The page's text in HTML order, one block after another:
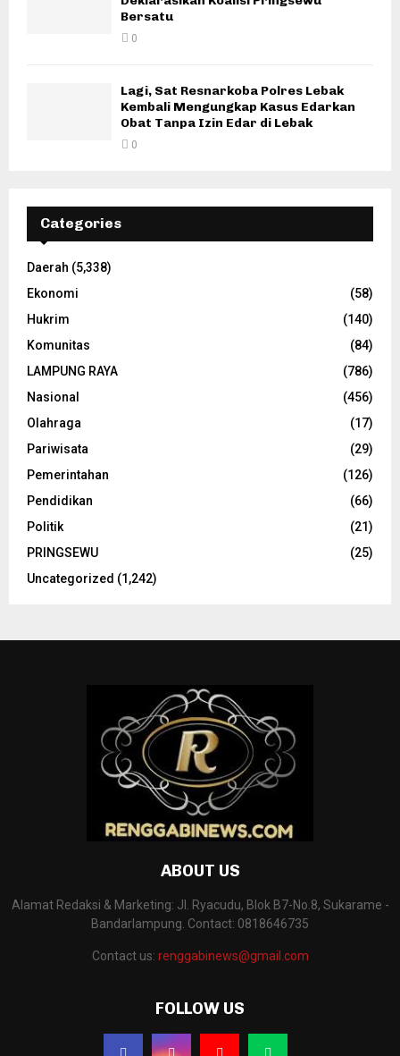
Bersatu
0
Lagi, Sat Resnarkoba Polres Lebak
Kembali Mengungkap Kasus Edarkan
Obat Tanpa Izin Edar di Lebak
0
Categories
Daerah (5,338)
Ekonomi
(58)
Hukrim
(140)
Komunitas
(84)
LAMPUNG RAYA
(786)
Nasional
(456)
Olahraga
(17)
Pariwisata
(29)
Pemerintahan
(126)
Pendidikan
(66)
Politik
(21)
PRINGSEWU
(25)
Uncategorized (1,242)
ABOUT US
Alamat Redaksi & Marketing: Jl. Ryacudu, Blok B7-No.8, Sukarame -
Bandarlampung. Contact: 0818646735
Contact us: renggabinews@gmail.com
FOLLOW US